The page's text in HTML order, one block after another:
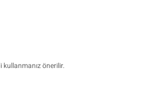
önerilir.